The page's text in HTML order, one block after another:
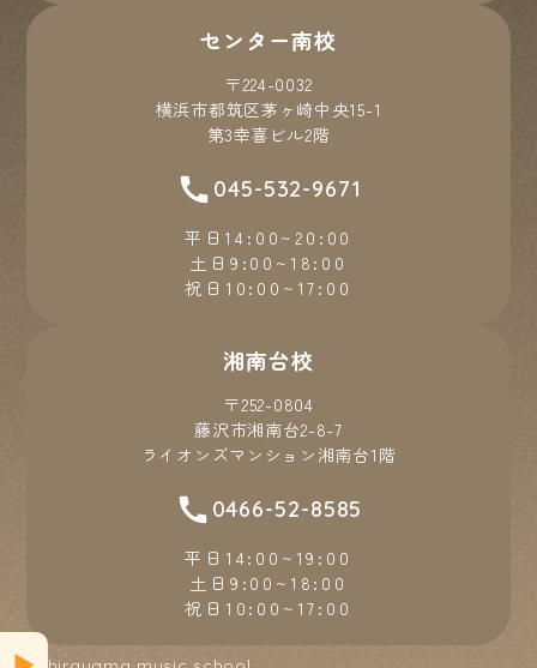
センター南校
〒224-0032
横浜市都筑区茅ヶ崎中央15-1
第3幸喜ビル2階
045-532-9671
平日14:00~20:00
土日9:00~18:00
祝日10:00~17:00
湘南台校
〒252-0804
藤沢市湘南台2-8-7
ライオンズマンション湘南台1階
0466-52-8585
平日14:00~19:00
土日9:00~18:00
祝日10:00~17:00